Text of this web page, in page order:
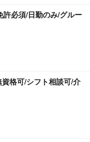
許必須/日勤のみ/グルー
格可/シフト相談可/介